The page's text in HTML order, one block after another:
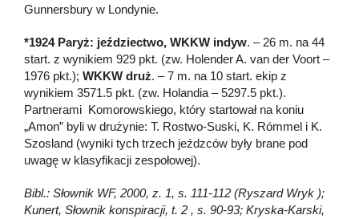
Gunnersbury w Londynie.
*1924 Paryż: jeździectwo, WKKW indyw. – 26 m. na 44
start. z wynikiem 929 pkt. (zw. Holender A. van der Voort –
1976 pkt.); WKKW druż. – 7 m. na 10 start. ekip z
wynikiem 3571.5 pkt. (zw. Holandia – 5297.5 pkt.).
Partnerami Komorowskiego, który startował na koniu
„Amon” byli w drużynie: T. Rostwo-Suski, K. Rómmel i K.
Szosland (wyniki tych trzech jeźdzców były brane pod
uwagę w klasyfikacji zespołowej).
Bibl.: Słownik WF, 2000, z. 1, s. 111-112 (Ryszard Wryk );
Kunert, Słownik konspiracji, t. 2 , s. 90-93; Kryska-Karski,